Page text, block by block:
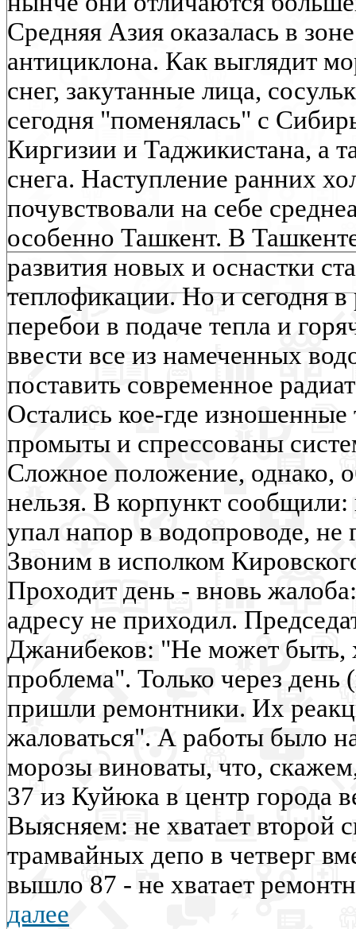
Средняя Азия оказалась в
антициклона. Как выглядит
снег, закутанные лица,
сегодня "поменялась" с
Киргизии и Таджикистана, а
снега. Наступление ранних
почувствовали на себе
особенно Ташкент. В
развития новых и оснастки
теплофикации. Но и сегодня в
перебои в подаче тепла и
ввести все из намеченных
поставить современное
Остались кое-где изношенные
промыты и спрессованы
Сложное положение, однако,
нельзя. В корпункт
упал напор в водопроводе, не
Звоним в исполком
Проходит день - вновь
адресу не приходил.
Джанибеков: "Не может быть,
проблема". Только через
пришли ремонтники. Их
жаловаться". А работы было
морозы виноваты, что,
37 из Куйюка в центр города
Выясняем: не хватает второй
трамвайных депо в четверг
вышло 87 - не хватает
далее